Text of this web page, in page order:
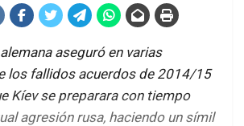
aseguró en varias
los fallidos acuerdos de 2014/15
Kíev se preparara con tiempo
agresión rusa, haciendo un símil